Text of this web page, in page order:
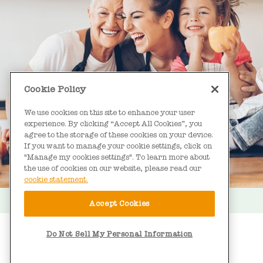
Cookie Policy
We use cookies on this site to enhance your user
experience. By clicking “Accept All Cookies”, you
agree to the storage of these cookies on your device.
If you want to manage your cookie settings, click on
"Manage my cookies settings". To learn more about
the use of cookies on our website, please read our
cookie statement.
Accept Cookies
Do Not Sell My Personal Information